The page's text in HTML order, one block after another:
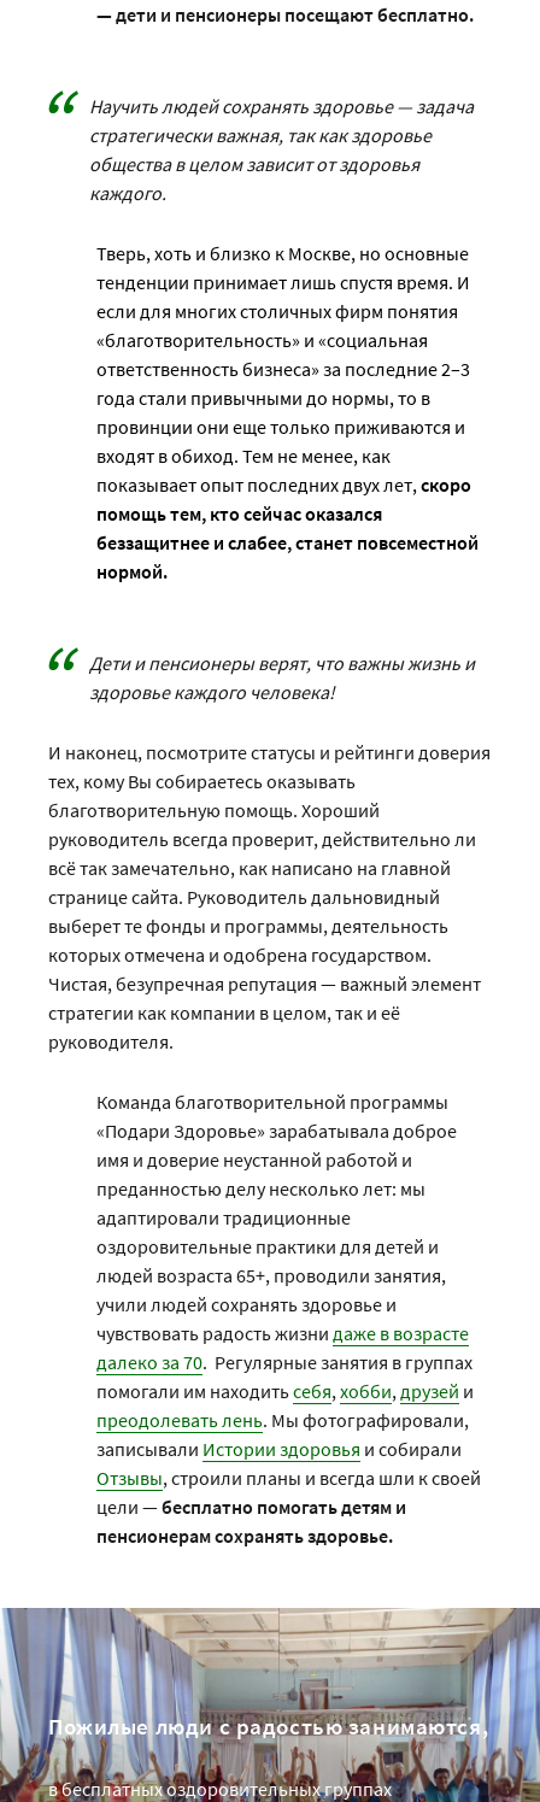
— дети и пенсионеры посещают бесплатно.
Научить людей сохранять здоровье — задача
стратегически важная, так как здоровье
общества в целом зависит от здоровья
каждого.
Тверь, хоть и близко к Москве, но основные
тенденции принимает лишь спустя время. И
если для многих столичных фирм понятия
«благотворительность» и «социальная
ответственность бизнеса» за последние 2–3
года стали привычными до нормы, то в
провинции они еще только приживаются и
входят в обиход. Тем не менее, как
показывает опыт последних двух лет, скоро
помощь тем, кто сейчас оказался
беззащитнее и слабее, станет повсеместной
нормой.
Дети и пенсионеры верят, что важны жизнь и
здоровье каждого человека!
И наконец, посмотрите статусы и рейтинги доверия
тех, кому Вы собираетесь оказывать
благотворительную помощь. Хороший
руководитель всегда проверит, действительно ли
всё так замечательно, как написано на главной
странице сайта. Руководитель дальновидный
выберет те фонды и программы, деятельность
которых отмечена и одобрена государством.
Чистая, безупречная репутация — важный элемент
стратегии как компании в целом, так и её
руководителя.
Команда благотворительной программы
«Подари Здоровье» зарабатывала доброе
имя и доверие неустанной работой и
преданностью делу несколько лет: мы
адаптировали традиционные
оздоровительные практики для детей и
людей возраста 65+, проводили занятия,
учили людей сохранять здоровье и
чувствовать радость жизни даже в возрасте
далеко за 70. Регулярные занятия в группах
помогали им находитьсебя, хобби, друзей и
преодолевать лень. Мы фотографировали,
записывали Истории здоровья и собирали
Отзывы, строили планы и всегда шли к своей
цели —бесплатно помогать детям и
пенсионерам сохранять здоровье.
Пожилые люди с радостью занимаются,
в бесплатных оздоровительных группах